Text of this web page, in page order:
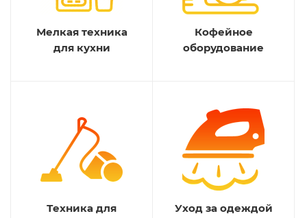
Мелкая техника
для кухни
Кофейное
оборудование
Техника для
Уход за одеждой